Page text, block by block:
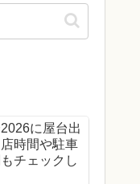
に屋台出
時間や駐車
チェックし